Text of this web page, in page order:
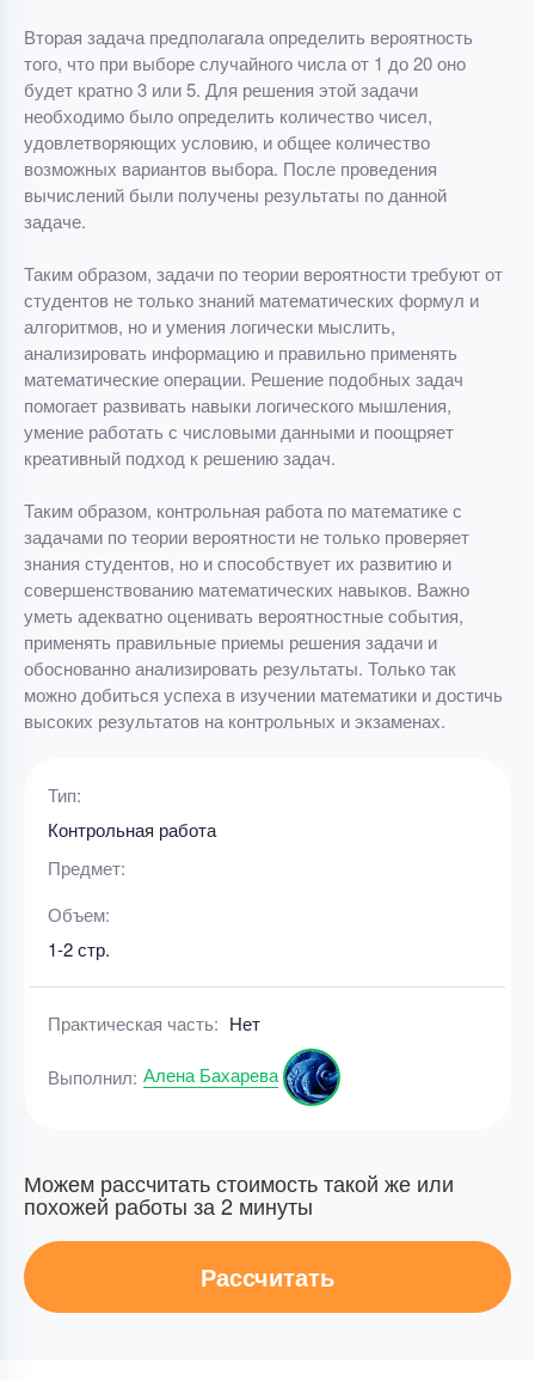
Вторая задача предполагала определить вероятность
того, что при выборе случайного числа от 1 до 20 оно
будет кратно 3 или 5. Для решения этой задачи
необходимо было определить количество чисел,
удовлетворяющих условию, и общее количество
возможных вариантов выбора. После проведения
вычислений были получены результаты по данной
задаче.
Таким образом, задачи по теории вероятности требуют от
студентов не только знаний математических формул и
алгоритмов, но и умения логически мыслить,
анализировать информацию и правильно применять
математические операции. Решение подобных задач
помогает развивать навыки логического мышления,
умение работать с числовыми данными и поощряет
креативный подход к решению задач.
Таким образом, контрольная работа по математике с
задачами по теории вероятности не только проверяет
знания студентов, но и способствует их развитию и
совершенствованию математических навыков. Важно
уметь адекватно оценивать вероятностные события,
применять правильные приемы решения задачи и
обоснованно анализировать результаты. Только так
можно добиться успеха в изучении математики и достичь
высоких результатов на контрольных и экзаменах.
Тип:
Контрольная работа
Предмет:
Объем:
1-2 стр.
Практическая часть: Нет
Выполнил: Алена Бахарева
Можем рассчитать стоимость такой же или
похожей работы за 2 минуты
Рассчитать